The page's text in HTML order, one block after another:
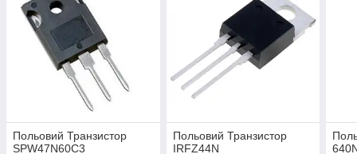
Польовий Транзистор
SPW47N60C3
Польовий Транзистор
IRFZ44N